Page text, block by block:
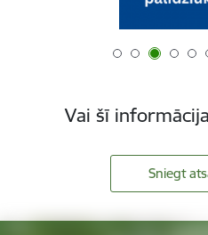
Vai šī
Sniegt